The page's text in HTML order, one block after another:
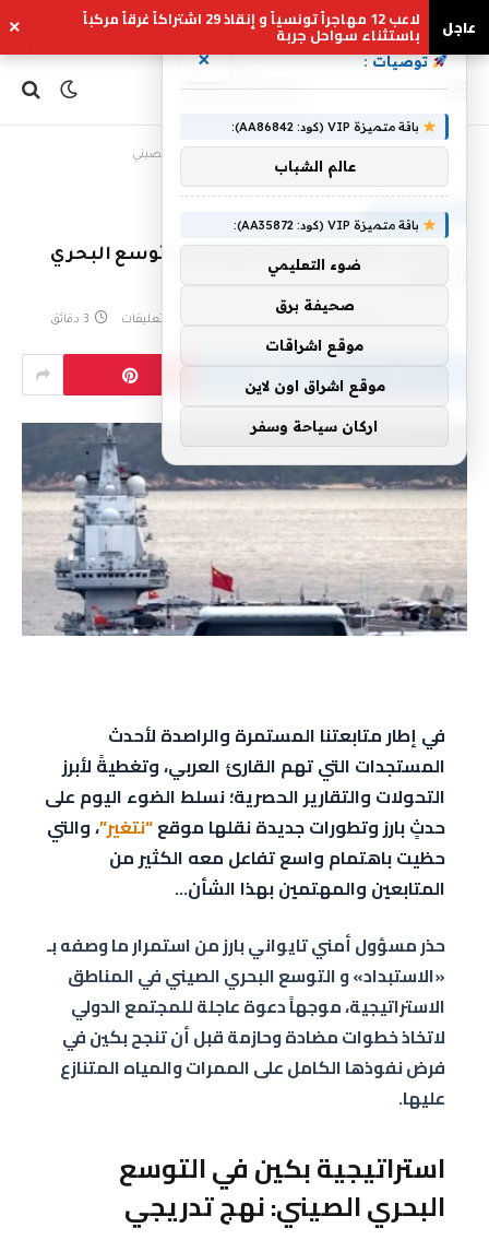
عاجل لاعب 12 مهاجراً تونسياً و إنقاذ 29 اشتراكاً غرقاً مركباً
باستثناء سواحل جربة ×
تحذيرات تايوانية عاجلة لمواجهة التوسع البحري الصيني
عاجل السعودية
تحذيرات تايوانية عاجلة لمواجهة التوسع البحري
الصيني
لا توجد تعليقات 3 دقائق
في إطار متابعتنا المستمرة والراصدة لأحدث
المستجدات التي تهم القارئ العربي، وتغطيةً لأبرز
التحولات والتقارير الحصرية؛ نسلط الضوء اليوم على
حدثٍ بارز وتطورات جديدة نقلها موقع“نتغير”، والتي
حظيت باهتمام واسع تفاعل معه الكثير من
المتابعين والمهتمين بهذا الشأن…
حذر مسؤول أمني تايواني بارز من استمرار ما وصفه بـ
«الاستبداد» و التوسع البحري الصيني في المناطق
الاستراتيجية، موجهاً دعوة عاجلة للمجتمع الدولي
لاتخاذ خطوات مضادة وحازمة قبل أن تنجح بكين في
فرض نفوذها الكامل على الممرات والمياه المتنازع
عليها.
استراتيجية بكين في التوسع
البحري الصيني: نهج تدريجي
توصيات : ×
باقة متميزة VIP (كود: AA86842):
عالم الشباب
باقة متميزة VIP (كود: AA35872):
ضوء التعليمي
صحيفة برق
موقع اشراقات
موقع اشراق اون لاين
اركان سياحة وسفر